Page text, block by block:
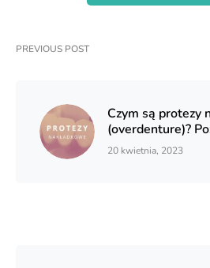
PREVIOUS POST
Czym są protezy
(overdenture)?
20 kwietnia, 2023